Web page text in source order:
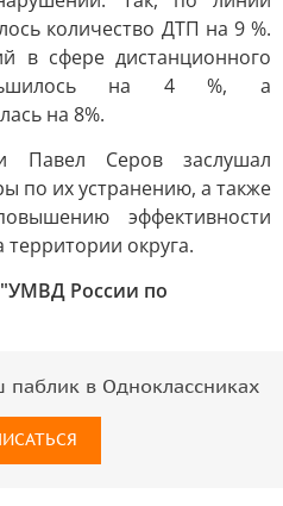
количество ДТП на 9 %.
в сфере дистанционного
на 4 %, а
на 8%.
Павел Серов заслушал
по их устранению, а также
эффективности
округа.
России по
в Одноклассниках